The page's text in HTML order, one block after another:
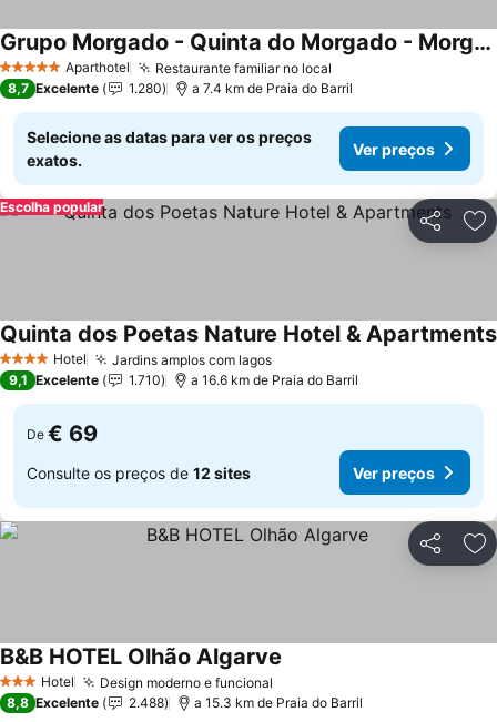
5 Estrelas Aparthotel Restaurante familiar no local
Grupo Morgado - Quinta do Morgado - Morgado House
8,7 Excelente 1.280 a 7.4 km de Praia do Barril
Selecione as datas para ver os preços
exatos.
Ver preços
Partilhar
Escolha popular
4 EstrelasHotel Jardins amplos com lagos
Quinta dos Poetas Nature Hotel & Apartments
9,1 Excelente 1.710 a 16.6 km de Praia do Barril
De € 69
Consulte os preços de 12 sites Ver preços
Partilhar
3 EstrelasHotel Design moderno e funcional
B&B HOTEL Olhão Algarve
8,8 Excelente 2.488 a 15.3 km de Praia do Barril